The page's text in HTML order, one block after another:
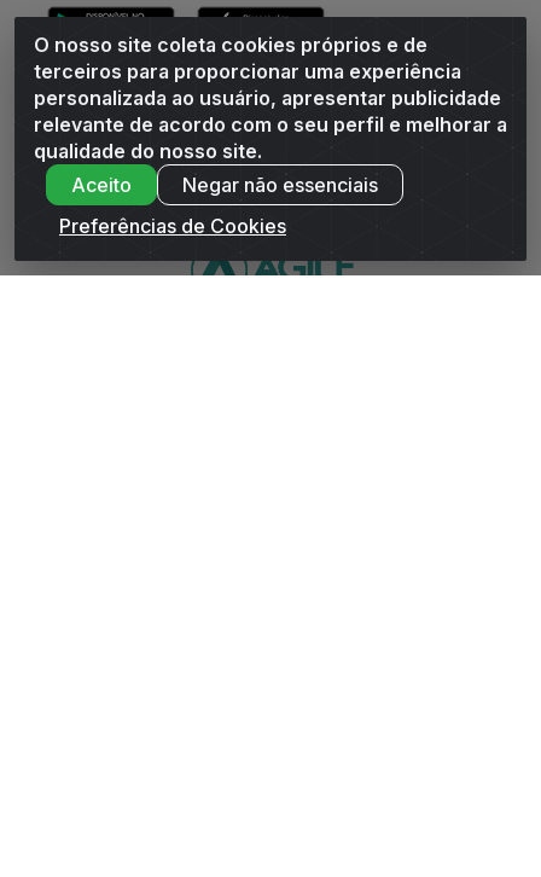
O nosso site coleta cookies próprios e de
terceiros para proporcionar uma experiência
personalizada ao usuário, apresentar publicidade
relevante de acordo com o seu perfil e melhorar a
qualidade do nosso site.
Aceito
Negar não essenciais
Preferências de Cookies
Andrade Distribuidor - ROD AL 110, n° 1401 - Sitio Moco,
Arapiraca/AL - CEP 57319-300 - CNPJ 10.667.481/0001-47